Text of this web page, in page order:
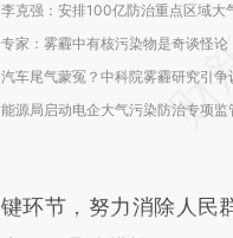
李克强：安排100亿防治重点区域大
专家：雾霾中有核污染物是奇谈怪论
汽车尾气蒙冤？中科院雾霾研究引争
能源局启动电企大气污染防治专项监
键环节，努力消除人民